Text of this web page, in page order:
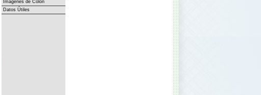
Imágenes de Colón
Datos Útiles